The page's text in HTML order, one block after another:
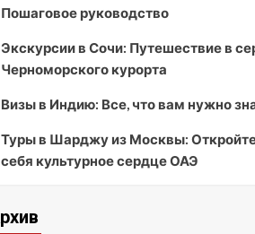
Пошаговое руководство
Экскурсии в Сочи: Путешествие в
Черноморского курорта
Визы в Индию: Все, что вам нужно
Туры в Шарджу из Москвы:
себя культурное сердце ОАЭ